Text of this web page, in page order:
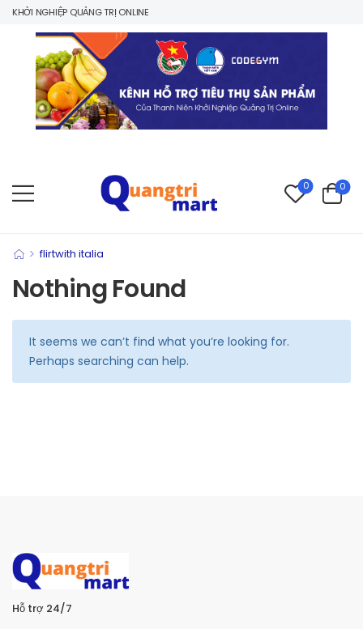
NGHIỆP QUẢNG TRỊ ONLINE
0 0
> flirtwith italia
Nothing Found
It seems we can’t find what you’re looking for.
Perhaps searching can help.
Hỗ trợ 24/7